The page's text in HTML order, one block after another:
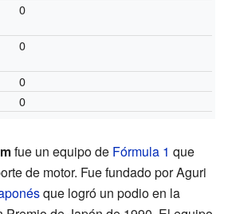
0
0
0
0
fue un equipo de Fórmula 1 que
de motor. Fue fundado por Aguri
que logró un podio en la